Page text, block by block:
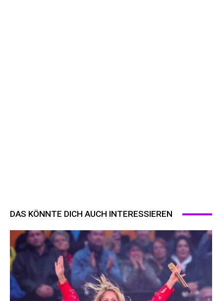
DAS KÖNNTE DICH AUCH INTERESSIEREN